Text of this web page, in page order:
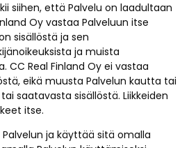
siihen, että Palvelu on laadultaan
Oy vastaa Palveluun itse
sisällöstä ja sen
ja muista
CC Real Finland Oy ei vastaa
eikä muusta Palvelun kautta tai
saatavasta sisällöstä. Liikkeiden
itse.
ja käyttää sitä omalla